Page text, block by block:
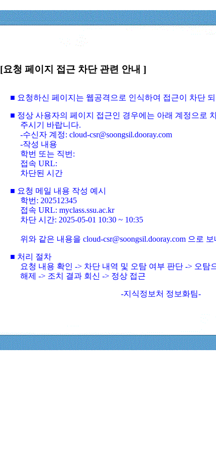
[요청 페이지 접근 차단 관련 안내 ]
■ 요청하신 페이지는 웹공격으로 인식하여 접근이 차단
■ 정상 사용자의 페이지 접근인 경우에는 아래 계정으로
주시기 바랍니다.
-수신자 계정: cloud-csr@soongsil.dooray.com
-작성 내용
학번 또는 직번:
접속 URL:
차단된 시간
■ 요청 메일 내용 작성 예시
학번: 202512345
접속 URL: myclass.ssu.ac.kr
차단 시간: 2025-05-01 10:30 ~ 10:35
위와 같은 내용을 cloud-csr@soongsil.dooray.com 으로
■ 처리 절차
요청 내용 확인 -> 차단 내역 및 오탐 여부 판단 -> 오탐
해제 -> 조치 결과 회신 -> 정상 접근
-지식정보처 정보화팀-